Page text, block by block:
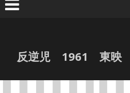
キ
反逆児 1961 東